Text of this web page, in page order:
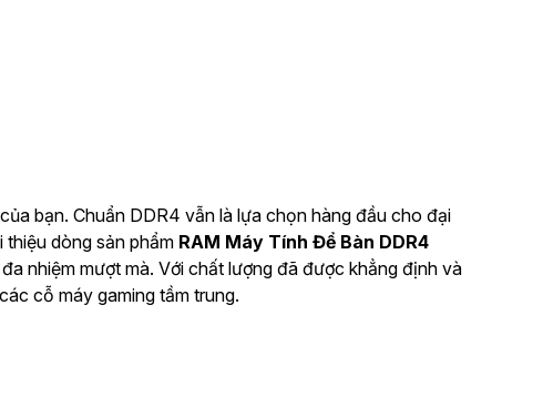
bạn. Chuẩn DDR4 vẫn là lựa chọn hàng đầu cho đại
dòng sản phẩm RAM Máy Tính Để Bàn DDR4
nhiệm mượt mà. Với chất lượng đã được khẳng định và
cỗ máy gaming tầm trung.